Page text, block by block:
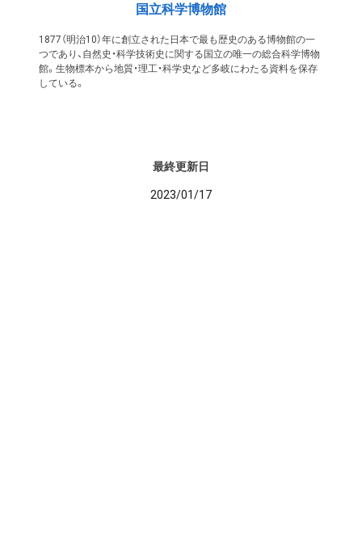
国立科学博物館
1877（明治10）年に創立された日本で最も歴史のある博物館の一
つであり、自然史・科学技術史に関する国立の唯一の総合科学博物
館。生物標本から地質・理工・科学史など多岐にわたる資料を保存
している。
最終更新日
2023/01/17